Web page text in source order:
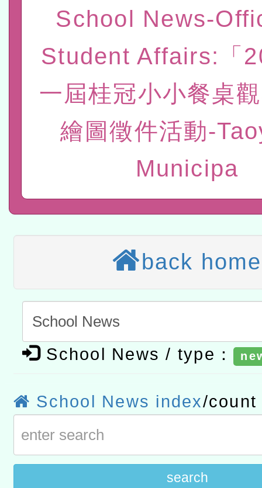
灣師範大學辦理「114至
計畫
函轉國家教育研究院中心
趨勢與發展」
轉知教育部國民及學前教
政府教育局辦理「115年
研習實施計畫－夢的N次
北場」計畫
函轉國立臺灣師範大學辦
臺北學習中心115年度第2
班」招生簡章及EDM
轉知有關國立成功大學辦
共融平台-教案暨教學示範
教育部國民及學前教育署
COVID-19疫苗接種計畫
擴大為「滿6個月以上尚
措施，延長至115年9月28
轉知經濟部水利署委託財
研究院辦理「115年表揚
位及節水達人選拔活動」
115年8月22日(星期六)辦
市孔廟祈福系列活動—儒
2026年桃園地景藝術節教
「2026桃園藝術巡演」活
轉知教育部國民及學前教
灣師範大學辦理「114至
進學校輔導計畫師資專業
計畫
函轉國家教育研究院中心
民族教育政策研討會「原
趨勢與發展」
轉知教育部國民及學前教
政府教育局辦理「115年
北場」計畫
函轉國立臺灣師範大學辦
臺北學習中心115年度第2
班」招生簡章及EDM
轉知有關國立成功大學辦
共融平台-教案暨教學示範
教育部國民及學前教育署
擴大為「滿6個月以上尚
School News-
Student Affairs:「
一屆桂冠小小餐桌
繪圖徵件活動-
Municipa
back home
School News / type：
School News index/count
search